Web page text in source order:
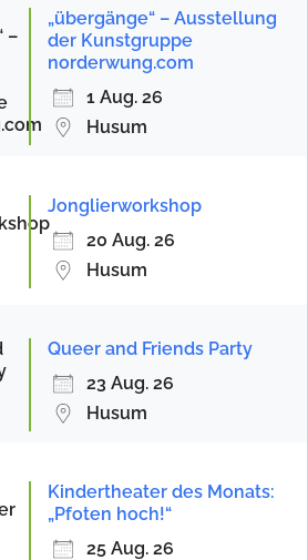
„übergänge“ – Ausstellung
der Kunstgruppe
norderwung.com
1 Aug. 26
Husum
Jonglierworkshop
20 Aug. 26
Husum
Queer and Friends Party
23 Aug. 26
Husum
Kindertheater des Monats:
„Pfoten hoch!“
25 Aug. 26